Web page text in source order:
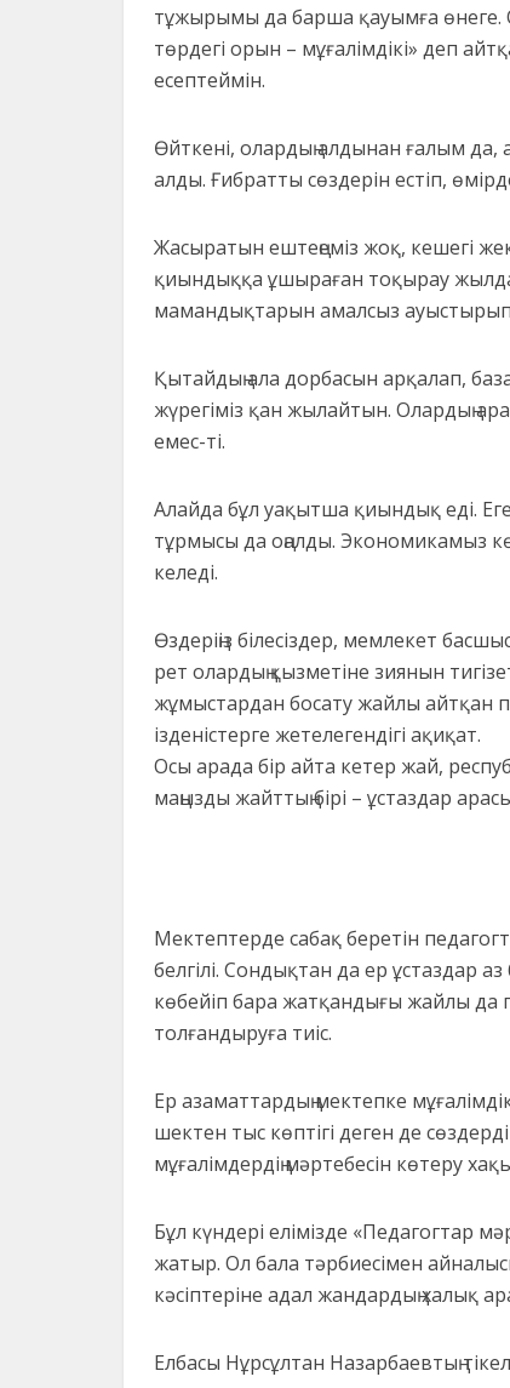
тұжырымы да барша қауымға өнеге.
төрдегі орын – мұғалімдікі» деп
есептеймін.
Өйткені, олардың алдынан ғалым
алды. Ғибратты сөздерін естіп,
Жасыратын ештеңеміз жоқ, кешегі
қиындыққа ұшыраған тоқырау
мамандықтарын амалсыз ауыстырып,
Қытайдың ала дорбасын арқалап,
жүрегіміз қан жылайтын. Олардың
емес-ті.
Алайда бұл уақытша қиындық еді.
тұрмысы да оңалды. Экономикамыз
келеді.
Өздеріңіз білесіздер, мемлекет
рет олардың қызметіне зиянын
жұмыстардан босату жайлы айтқан
ізденістерге жетелегендігі ақиқат.
Осы арада бір айта кетер жай,
маңызды жайттың бірі – ұстаздар
Мектептерде сабақ беретін
белгілі. Сондықтан да ер ұстаздар
көбейіп бара жатқандығы жайлы да
толғандыруға тиіс.
Ер азаматтардың мектепке
шектен тыс көптігі деген де
мұғалімдердің мәртебесін көтеру
Бұл күндері елімізде «Педагогтар
жатыр. Ол бала тәрбиесімен
кәсіптеріне адал жандардың халық
Елбасы Нұрсұлтан Назарбаевтың